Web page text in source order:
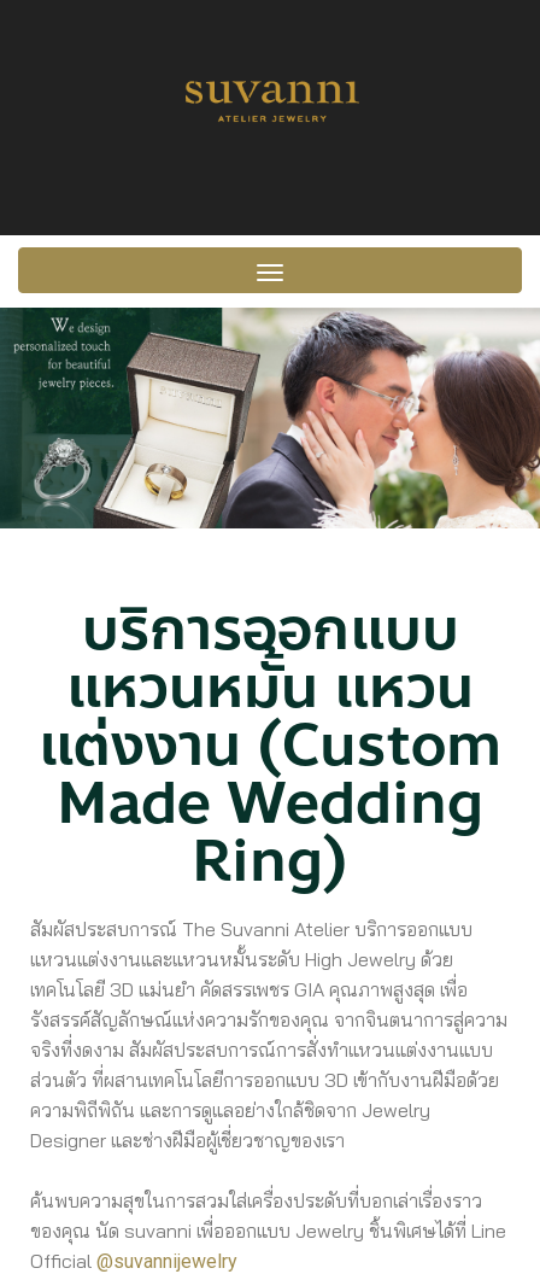
Toggle navigation
บริการออกแบบ
แหวนหมั้น แหวน
แต่งงาน (Custom
Made Wedding
Ring)
สัมผัสประสบการณ์ The Suvanni Atelier บริการออกแบบ
แหวนแต่งงานและแหวนหมั้นระดับ High Jewelry ด้วย
เทคโนโลยี 3D แม่นยำ คัดสรรเพชร GIA คุณภาพสูงสุด เพื่อ
รังสรรค์สัญลักษณ์แห่งความรักของคุณ จากจินตนาการสู่ความ
จริงที่งดงาม สัมผัสประสบการณ์การสั่งทำแหวนแต่งงานแบบ
ส่วนตัว ที่ผสานเทคโนโลยีการออกแบบ 3D เข้ากับงานฝีมือด้วย
ความพิถีพิถัน และการดูแลอย่างใกล้ชิดจาก Jewelry
Designer และช่างฝีมือผู้เชี่ยวชาญของเรา
ค้นพบความสุขในการสวมใส่เครื่องประดับที่บอกเล่าเรื่องราว
ของคุณ นัด suvanni เพื่อออกแบบ Jewelry ชิ้นพิเศษได้ที่ Line
Official @suvannijewelry